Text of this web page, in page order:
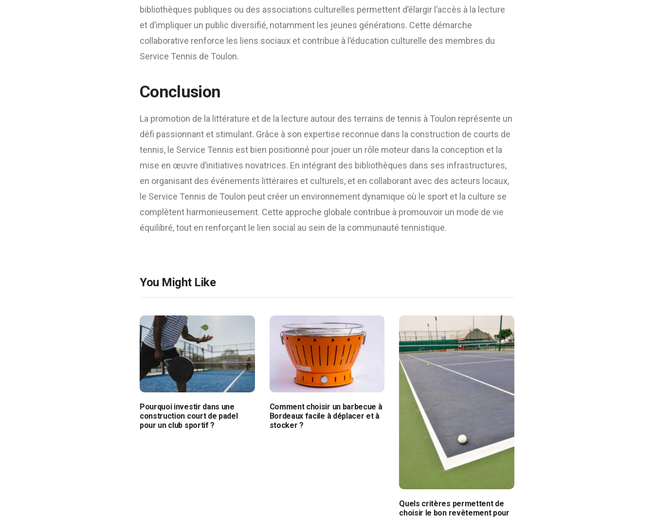
bibliothèques publiques ou des associations culturelles permettent d’élargir l’accès à la lecture
et d’impliquer un public diversifié, notamment les jeunes générations. Cette démarche
collaborative renforce les liens sociaux et contribue à l’éducation culturelle des membres du
Service Tennis de Toulon.
Conclusion
La promotion de la littérature et de la lecture autour des terrains de tennis à Toulon représente un
défi passionnant et stimulant. Grâce à son expertise reconnue dans la construction de courts de
tennis, le Service Tennis est bien positionné pour jouer un rôle moteur dans la conception et la
mise en œuvre d’initiatives novatrices. En intégrant des bibliothèques dans ses infrastructures,
en organisant des événements littéraires et culturels, et en collaborant avec des acteurs locaux,
le Service Tennis de Toulon peut créer un environnement dynamique où le sport et la culture se
complètent harmonieusement. Cette approche globale contribue à promouvoir un mode de vie
équilibré, tout en renforçant le lien social au sein de la communauté tennistique.
You Might Like
Pourquoi investir dans une
construction court de padel
pour un club sportif ?
Comment choisir un barbecue à
Bordeaux facile à déplacer et à
stocker ?
Quels critères permettent de
choisir le bon revêtement pour